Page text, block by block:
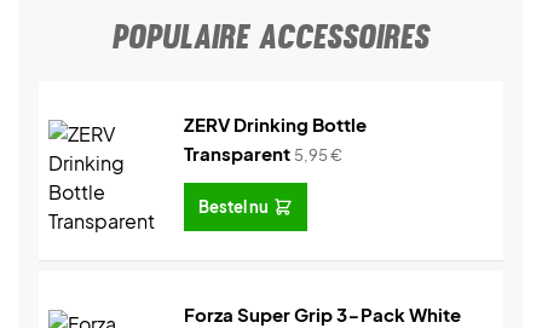
POPULAIRE ACCESSOIRES
ZERV Drinking Bottle
Transparent 5,95€
Bestel nu
Forza Super Grip 3-Pack White